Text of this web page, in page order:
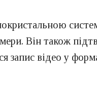
Він також
запис відео у